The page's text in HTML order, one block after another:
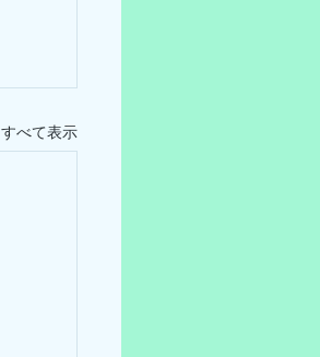
すべて表示